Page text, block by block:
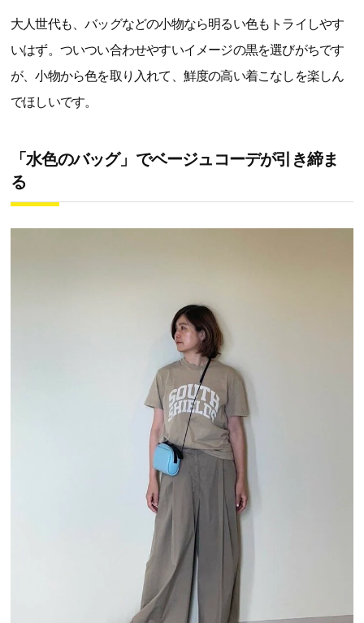
大人世代も、バッグなどの小物なら明るい色もトライしやす
いはず。ついつい合わせやすいイメージの黒を選びがちです
が、小物から色を取り入れて、鮮度の高い着こなしを楽しん
でほしいです。
「水色のバッグ」でベージュコーデが引き締ま
る